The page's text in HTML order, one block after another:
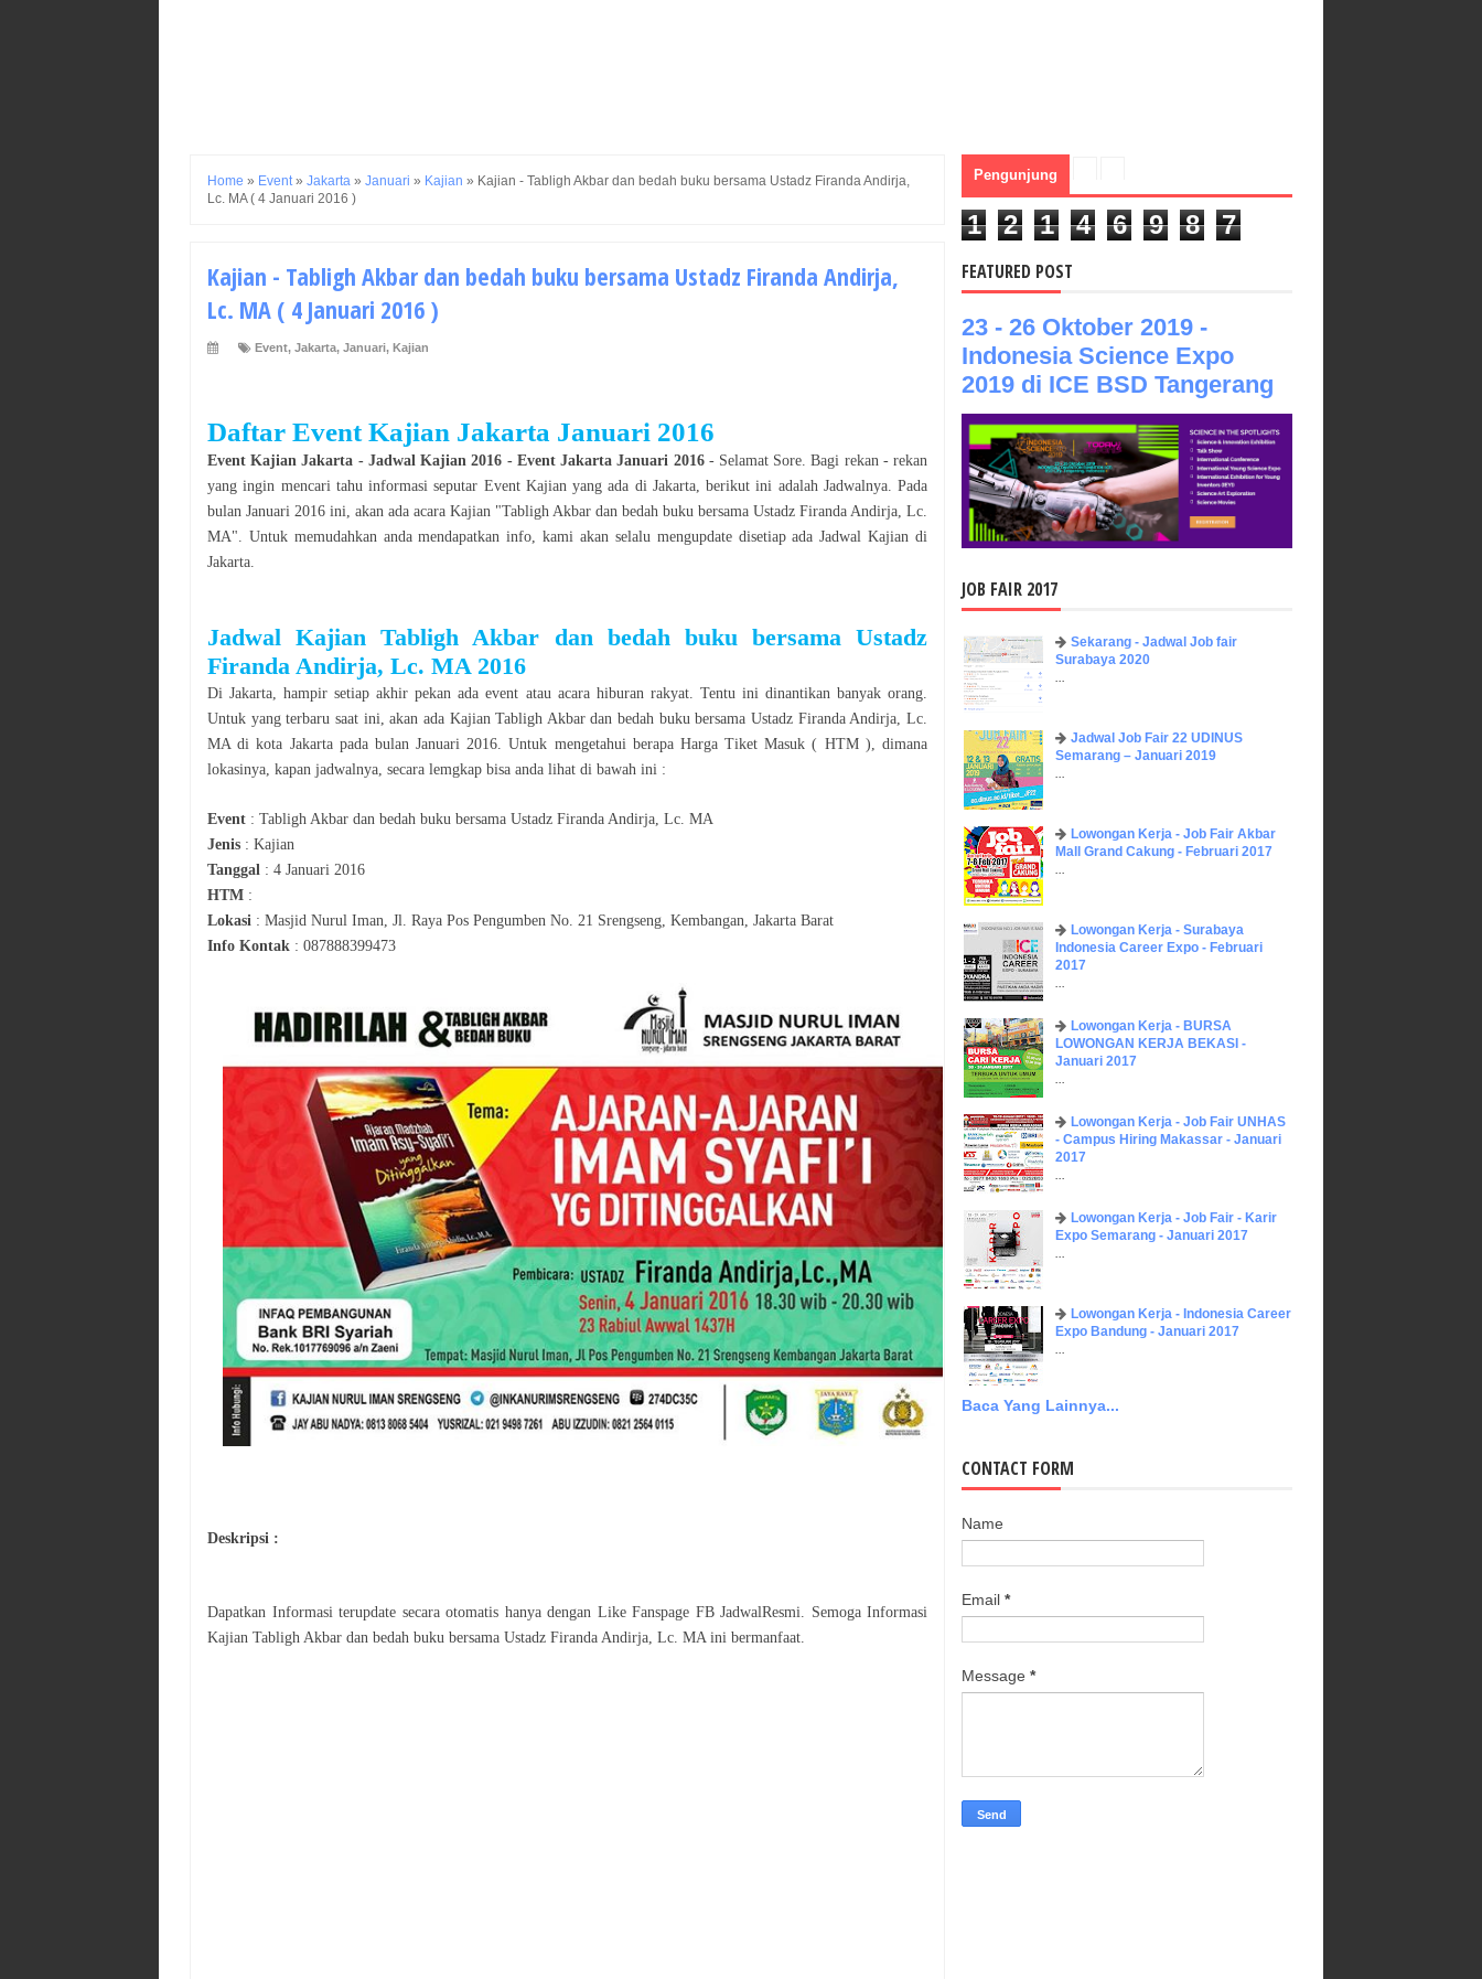
Home » Event » Jakarta » Januari » Kajian » Kajian - Tabligh Akbar dan bedah buku bersama Ustadz Firanda Andirja,
Lc. MA ( 4 Januari 2016 )
Kajian - Tabligh Akbar dan bedah buku bersama Ustadz Firanda Andirja,
Lc. MA ( 4 Januari 2016 )
Event, Jakarta, Januari, Kajian
Daftar EventKajian Jakarta Januari 2016
EventKajian Jakarta - JadwalKajian 2016 - EventJakarta Januari 2016- Selamat Sore . Bagi rekan - rekan
yang ingin mencari tahu informasi seputar Event Kajian yang ada di Jakarta, berikut ini adalah Jadwalnya. Pada
bulan Januari 2016 ini, akan ada acara Kajian "Tabligh Akbar dan bedah buku bersama Ustadz Firanda Andirja, Lc.
MA". Untuk memudahkan anda mendapatkan info, kami akan selalu mengupdate disetiap ada JadwalKajian di
Jakarta
JadwalKajian Tabligh Akbar dan bedah buku bersama Ustadz
Firanda Andirja, Lc. MA 2016
DiJakarta , hampir setiap akhir pekan ada event atau acara hiburan rakyat. Tentu ini dinantikan banyak orang.
Untuk yang terbaru saat ini, akan ada Kajian Tabligh Akbar dan bedah buku bersama Ustadz Firanda Andirja, Lc.
MA di kota Jakartapada bulanJanuari 2016 . Untuk mengetahui berapa Harga Tiket Masuk ( HTM ), dimana
lokasinya, kapan jadwalnya, secara lemgkap bisa anda lihat di bawah ini :
Event : Tabligh Akbar dan bedah buku bersama Ustadz Firanda Andirja, Lc. MA
Jenis : Kajian
Tanggal : 4 Januari 2016
HTM :
Lokasi : Masjid Nurul Iman, Jl. Raya Pos Pengumben No. 21 Srengseng, Kembangan, Jakarta Barat
Info Kontak : 087888399473
Deskripsi :
Dapatkan Informasi terupdate secara otomatis hanya dengan Like Fanspage FB JadwalResmi. Semoga Informasi
Kajian Tabligh Akbar dan bedah buku bersama Ustadz Firanda Andirja, Lc. MA ini bermanfaat.
Pengunjung
1 2 1 4 6 9 8 7
FEATURED POST
23 - 26 Oktober 2019 -
Indonesia Science Expo
2019 di ICE BSD Tangerang
JOB FAIR 2017
Sekarang - Jadwal Job fair
Surabaya 2020
...
Jadwal Job Fair 22 UDINUS
Semarang – Januari 2019
...
Lowongan Kerja - Job Fair ​Akbar ​
Mall Grand Cakung - Februari 2017
...
Lowongan Kerja - Surabaya
Indonesia Career Expo - Februari
2017
...
Lowongan Kerja - BURSA
LOWONGAN KERJA BEKASI -
Januari 2017
...
Lowongan Kerja - Job Fair UNHAS
- Campus Hiring Makassar - Januari
2017
...
Lowongan Kerja - Job Fair - Karir
Expo Semarang - Januari 2017
...
Lowongan Kerja - Indonesia Career
Expo Bandung - Januari 2017
...
Baca Yang Lainnya...
CONTACT FORM
Name
Email *
Message *